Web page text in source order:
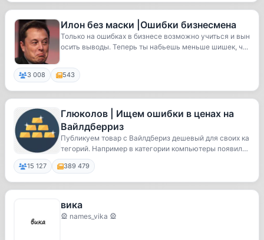
Илон без маски |Ошибки бизнесмена
Только на ошибках в бизнесе возможно учиться и вын
осить выводы. Теперь ты набьешь меньше шишек, ч...
3 008 543
Глюколов | Ищем ошибки в ценах на
Вайлдберриз
Публикуем товар с Вайлдбериз дешевый для своих ка
тегорий. Например в категории компьютеры появил
с...
15 127 389 479
вика
🎡 names_vika 🎡